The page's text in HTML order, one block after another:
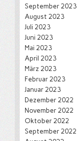
September 2023
August 2023
Juli 2023
Juni 2023
Mai 2023
April 2023
März 2023
Februar 2023
Januar 2023
Dezember 2022
November 2022
Oktober 2022
September 2022